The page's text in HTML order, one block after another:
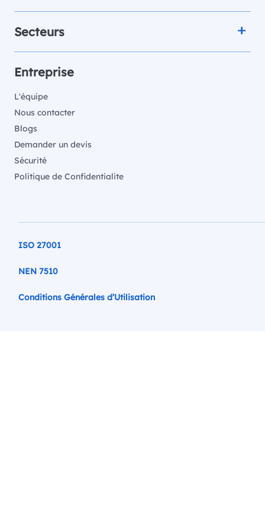
Secteurs
Entreprise
L'équipe
Nous contacter
Blogs
Demander un devis
Sécurité
Politique de Confidentialite
ISO 27001
NEN 7510
Conditions Générales d’Utilisation